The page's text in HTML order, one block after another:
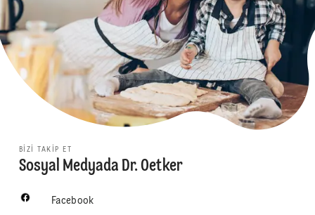
BIZI TAKIP ET
Sosyal Medyada Dr. Oetker
Facebook